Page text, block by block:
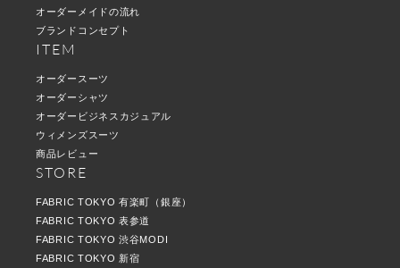
オーダーメイドの流れ
ブランドコンセプト
ITEM
オーダースーツ
オーダーシャツ
オーダービジネスカジュアル
ウィメンズスーツ
商品レビュー
STORE
FABRIC TOKYO 有楽町（銀座）
FABRIC TOKYO 表参道
FABRIC TOKYO 渋谷MODI
FABRIC TOKYO 新宿